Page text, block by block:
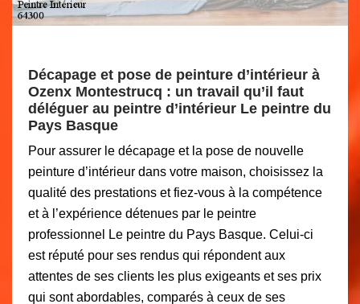
Décapage et pose de peinture d’intérieur à
Ozenx Montestrucq : un travail qu’il faut
déléguer au peintre d’intérieur Le peintre du
Pays Basque
Pour assurer le décapage et la pose de nouvelle
peinture d’intérieur dans votre maison, choisissez la
qualité des prestations et fiez-vous à la compétence
et à l’expérience détenues par le peintre
professionnel Le peintre du Pays Basque. Celui-ci
est réputé pour ses rendus qui répondent aux
attentes de ses clients les plus exigeants et ses prix
qui sont abordables, comparés à ceux de ses